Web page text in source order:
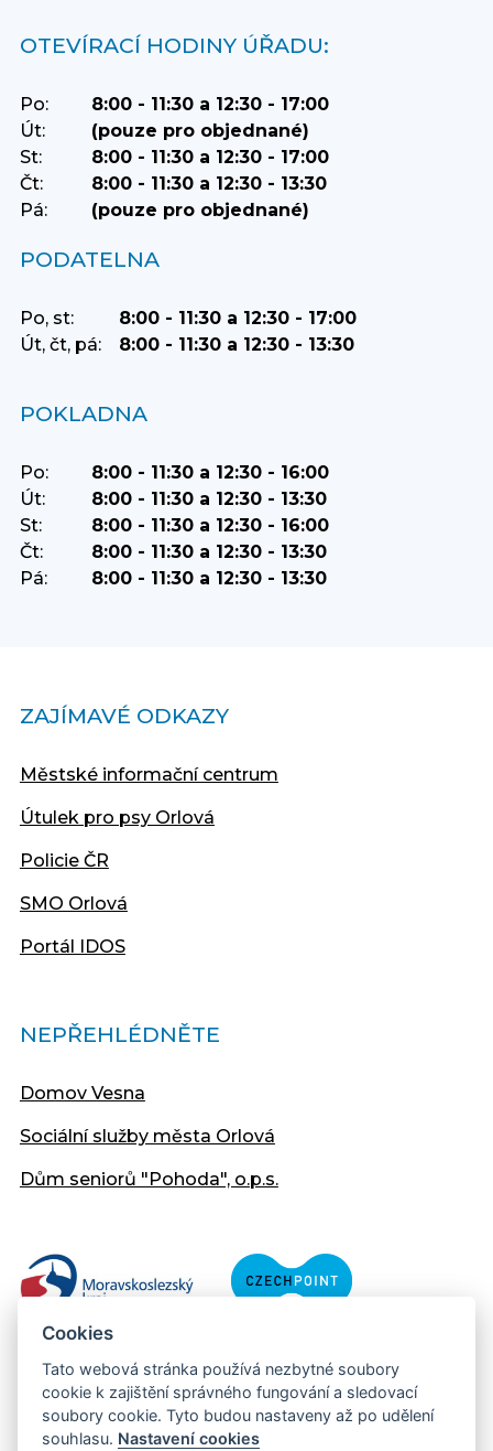
OTEVÍRACÍ HODINY ÚŘADU:
Po:
8:00 - 11:30 a 12:30 - 17:00
Út:
(pouze pro objednané)
St:
8:00 - 11:30 a 12:30 - 17:00
Čt:
8:00 - 11:30 a 12:30 - 13:30
Pá:
(pouze pro objednané)
PODATELNA
Po, st:
8:00 - 11:30 a 12:30 - 17:00
Út, čt, pá:
8:00 - 11:30 a 12:30 - 13:30
POKLADNA
Po:
8:00 - 11:30 a 12:30 - 16:00
Út:
8:00 - 11:30 a 12:30 - 13:30
St:
8:00 - 11:30 a 12:30 - 16:00
Čt:
8:00 - 11:30 a 12:30 - 13:30
Pá:
8:00 - 11:30 a 12:30 - 13:30
ZAJÍMAVÉ ODKAZY
Městské informační centrum
Útulek pro psy Orlová
Policie ČR
SMO Orlová
Portál IDOS
NEPŘEHLÉDNĚTE
Domov Vesna
Sociální služby města Orlová
Dům seniorů "Pohoda", o.p.s.
Copyright © 2013 - 2026 Městský úřad Orlová
Cookies
Tato webová stránka používá nezbytné soubory
cookie k zajištění správného fungování a sledovací
soubory cookie. Tyto budou nastaveny až po udělení
souhlasu. Nastavení cookies